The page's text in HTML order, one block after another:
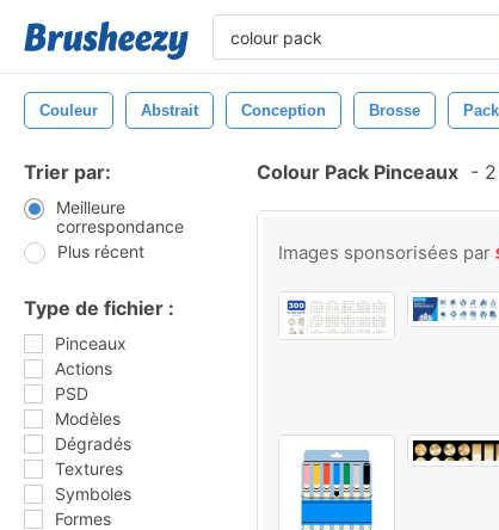
Couleur Abstrait Conception Brosse Pack
Trier par:
Meilleure
correspondance
Plus récent
Type de fichier :
Pinceaux
Actions
PSD
Modèles
Dégradés
Textures
Symboles
Formes
Colour Pack Pinceaux -
Images sponsorisées par